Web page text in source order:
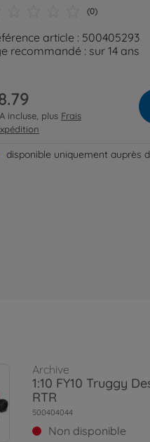
(0)
article : 500405293
recommandé : sur 14 ans
incluse, plus Frais
disponible uniquement auprès
Archive
1:10 FY10 Truggy
RTR
500404044
Non disponible